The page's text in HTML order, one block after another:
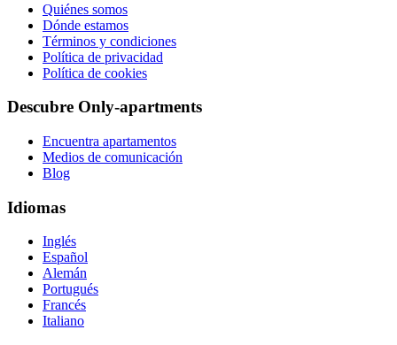
Quiénes somos
Dónde estamos
Términos y condiciones
Política de privacidad
Política de cookies
Descubre Only-apartments
Encuentra apartamentos
Medios de comunicación
Blog
Idiomas
Inglés
Español
Alemán
Portugués
Francés
Italiano